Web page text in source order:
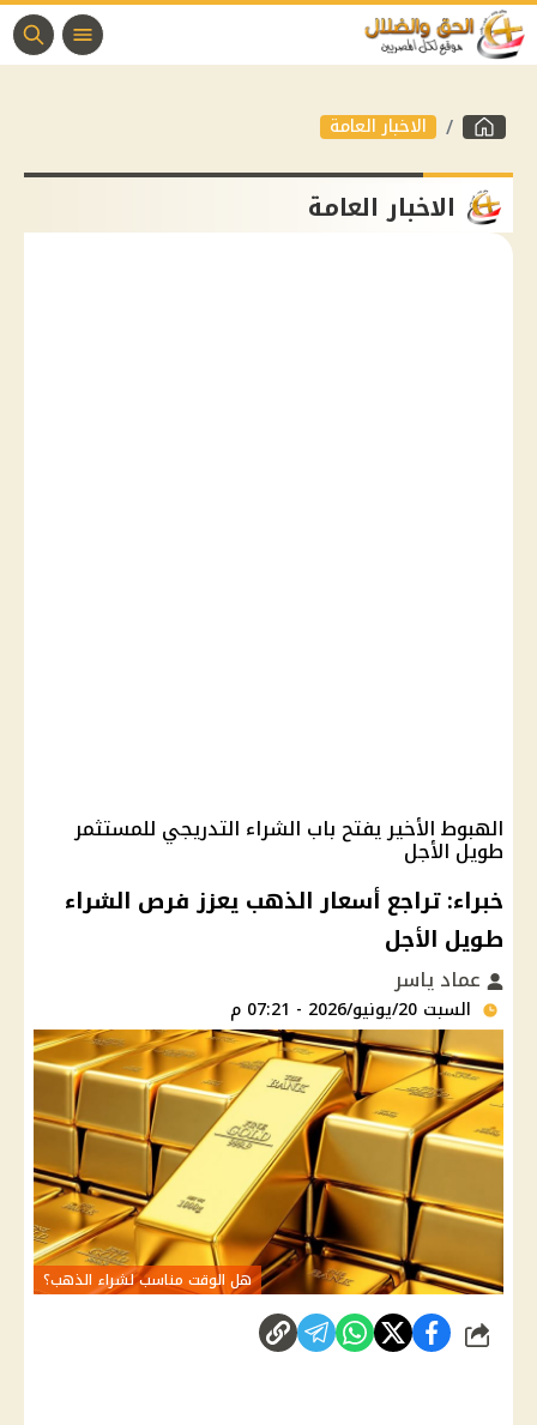
الاخبار العامة
الاخبار العامة
الهبوط الأخير يفتح باب الشراء التدريجي للمستثمر
طويل الأجل
خبراء: تراجع أسعار الذهب يعزز فرص الشراء
طويل الأجل
عماد ياسر
السبت 20/يونيو/2026 - 07:21 م
هل الوقت مناسب لشراء الذهب؟
شارك